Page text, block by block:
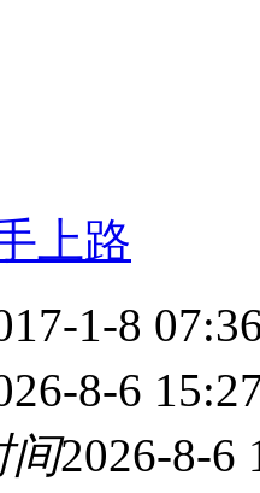
上路
1-8
8-6
间2026-8-6